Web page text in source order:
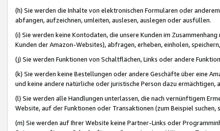
(h) Sie werden die Inhalte von elektronischen Formularen oder
abfangen, aufzeichnen, umleiten, auslesen, auslegen oder ausfüllen.
(i) Sie werden keine Kontodaten, die unsere Kunden im
Kunden der Amazon-Websites), abfragen, erheben, einholen,
(j) Sie werden Funktionen von Schaltflächen, Links oder andere
(k) Sie werden keine Bestellungen oder andere Geschäfte über eine
und keine andere natürliche oder juristische Person dazu
(l) Sie werden alle Handlungen unterlassen, die nach vernünftigem
Website, auf der Funktionen oder Transaktionen (zum Beispiel
(m) Sie werden auf Ihrer Website keine Partner-Links oder